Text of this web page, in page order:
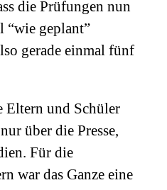
die Prüfungen nun
“wie geplant”
gerade einmal fünf
und Schüler
über die Presse,
Für die
war das Ganze eine